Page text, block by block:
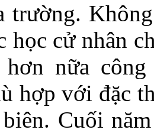
trường.
học cử nhân
nữa
hợp với đặc
Cuối